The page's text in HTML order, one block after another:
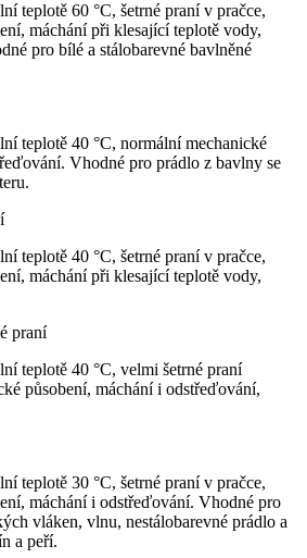
teplotě 60 °C, šetrné praní v pračce,
máchání při klesající teplotě vody,
pro bílé a stálobarevné bavlněné
teplotě 40 °C, normální mechanické
Vhodné pro prádlo z bavlny se
teplotě 40 °C, šetrné praní v pračce,
máchání při klesající teplotě vody,
teplotě 40 °C, velmi šetrné praní
působení, máchání i odstřeďování,
teplotě 30 °C, šetrné praní v pračce,
máchání i odstřeďování. Vhodné pro
vláken, vlnu, nestálobarevné prádlo a
a peří.